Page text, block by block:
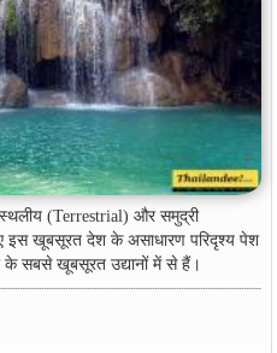
स्थलीय (Terrestrial) और समुद्री
इस खूबसूरत देश के असाधारण परिदृश्य पेश
के सबसे खूबसूरत उद्यानों में से हैं।